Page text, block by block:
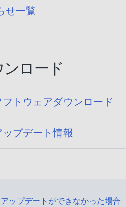
せ一覧
ンロード
フトウェアダウンロード
ップデート情報
ップデートができなかった場合